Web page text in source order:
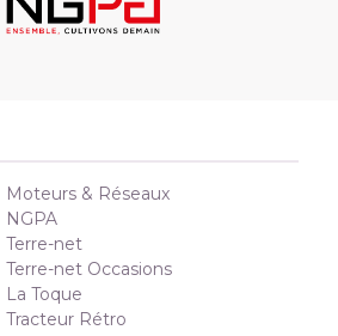
Moteurs & Réseaux
NGPA
Terre-net
Terre-net Occasions
La Toque
Tracteur Rétro